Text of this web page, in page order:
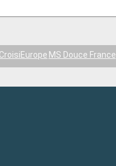
CroisiEurope MS Douce France